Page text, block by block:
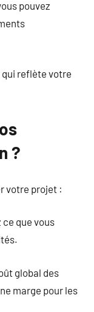
pouvez
reflète votre
?
votre projet :
que vous
global des
marge pour les